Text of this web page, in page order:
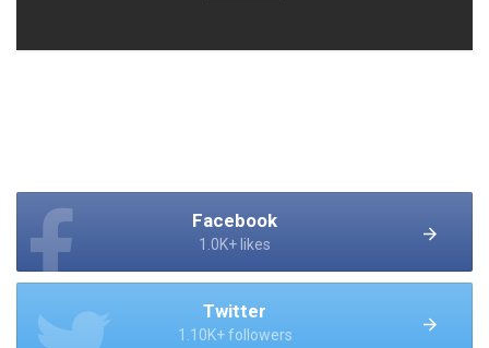
Facebook
1.0K+ likes
Twitter
1.10K+ followers